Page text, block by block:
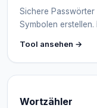
Sichere
Symbolen erstellen.
Tool ansehen →
Wortzähler